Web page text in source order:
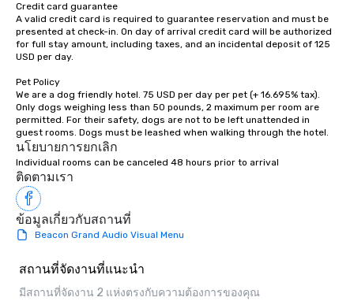
Credit card guarantee
A valid credit card is required to guarantee reservation and must be
presented at check-in. On day of arrival credit card will be authorized
for full stay amount, including taxes, and an incidental deposit of 125
USD per day.
Pet Policy
We are a dog friendly hotel. 75 USD per day per pet (+ 16.695% tax).
Only dogs weighing less than 50 pounds, 2 maximum per room are
permitted. For their safety, dogs are not to be left unattended in
นโยบายการยกเลิก
Individual rooms can be canceled 48 hours prior to arrival
ติดตามเรา
ข้อมูลเกี่ยวกับสถานที่
Beacon Grand Audio Visual Menu
สถานที่จัดงานที่แนะนำ
มีสถานที่จัดงาน 2 แห่งตรงกับความต้องการของคุณ